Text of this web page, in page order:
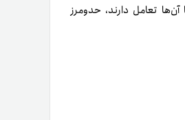
تعامل دارند، حدومرز